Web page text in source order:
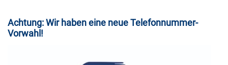
Achtung: Wir haben eine neue Telefonnummer-
Vorwahl!